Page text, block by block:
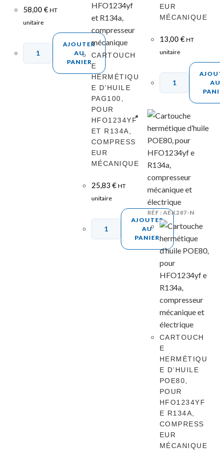
58,00€ HT
unitaire
AJOUTER
AU
PANIER
CARTOUCH
E
HERMÉTIQU
E D’HUILE
PAG100,
POUR
HFO1234YF
ET R134A,
COMPRESS
EUR
MÉCANIQUE
25,83 € HT
unitaire
AJOUTER
AU
PANIER
EUR
MÉCANIQUE
13,00 € HT
unitaire
AU
RÉF : AEK287-N
CARTOUCH
E
HERMÉTIQU
E D’HUILE
POE80,
POUR
HFO1234YF
E R134A,
COMPRESS
EUR
MÉCANIQUE